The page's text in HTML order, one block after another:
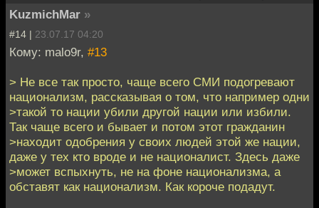
KuzmichMar »
#14 | 23.07.17 04:20
Кому: malo9r, #13
> Не все так просто, чаще всего СМИ подогревают
национализм, рассказывая о том, что например одни
>такой то нации убили другой нации или избили.
Так чаще всего и бывает и потом этот гражданин
>находит одобрения у своих людей этой же нации,
даже у тех кто вроде и не националист. Здесь даже
>может вспыхнуть, не на фоне национализма, а
обставят как национализм. Как короче подадут.